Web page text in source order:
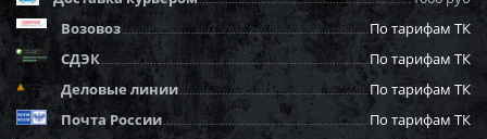
Возовоз
По тарифам ТК
СДЭК
По тарифам ТК
Деловые линии
По тарифам ТК
Почта России
По тарифам ТК